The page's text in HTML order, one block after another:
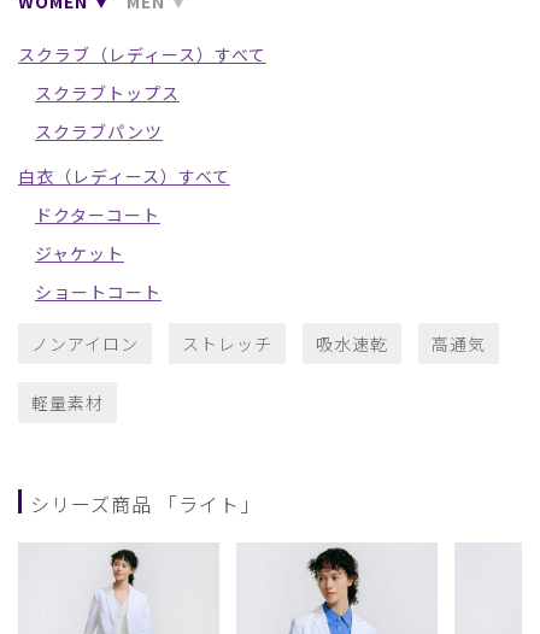
スクラブ（レディース）すべて
スクラブトップス
スクラブパンツ
白衣（レディース）すべて
ドクターコート
ジャケット
ショートコート
ノンアイロン ストレッチ 吸水速乾 高通気
軽量素材
シリーズ商品 「ライト」